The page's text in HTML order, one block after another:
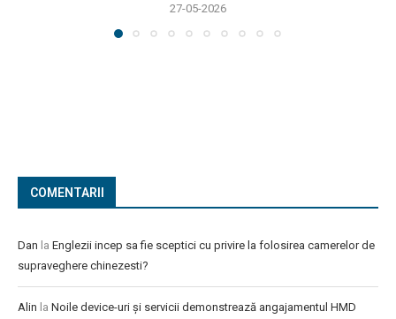
27-05-2026
COMENTARII
Dan la Englezii incep sa fie sceptici cu privire la folosirea camerelor de
supraveghere chinezesti?
Alin la Noile device-uri și servicii demonstrează angajamentul HMD